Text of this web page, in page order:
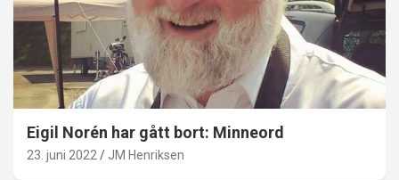
Eigil Norén har gått bort: Minneord
23. juni 2022 JM Henriksen